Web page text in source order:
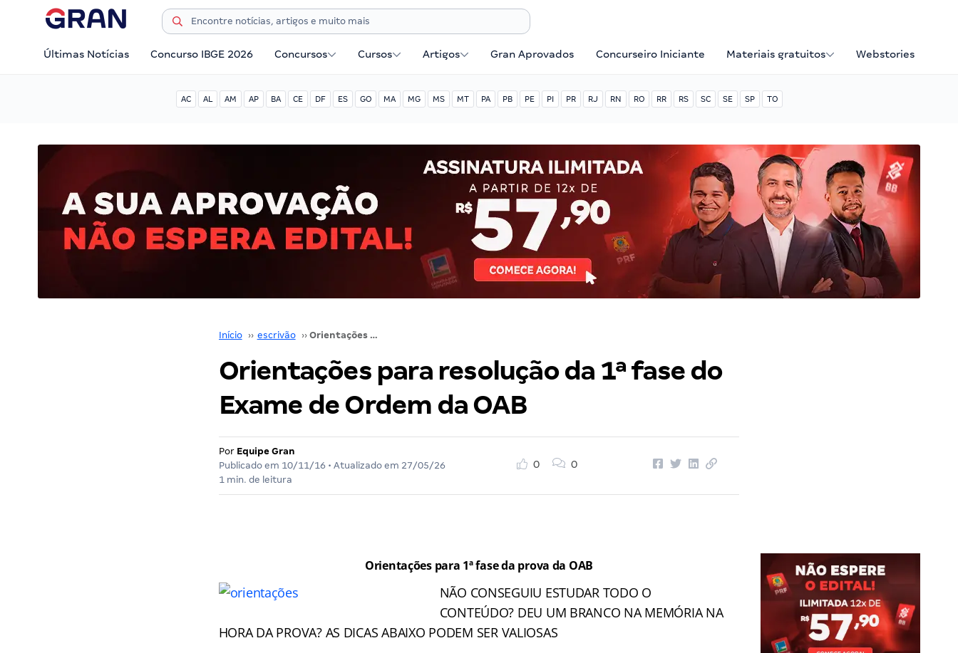
Últimas Notícias Concurso IBGE 2026 Concursos Cursos Artigos Gran Aprovados Concurseiro Iniciante Materiais gratuitos Webstories
AC AL AM AP BA CE DF ES GO MA MG MS MT PA PB PE PI PR RJ RN RO RR RS SC SE SP TO
Início ›› escrivão ›› Orientações para resolução da 1ª fase do Exame de Ordem da OAB
Orientações para resolução da 1ª fase do
Exame de Ordem da OAB
Por Equipe Gran
Publicado em 10/11/16 • Atualizado em 27/05/26
1 min. de leitura
0 0
Orientações para 1ª fase da prova da OAB
NÃO CONSEGUIU ESTUDAR TODO O
CONTEÚDO? DEU UM BRANCO NA MEMÓRIA NA
HORA DA PROVA? AS DICAS ABAIXO PODEM SER VALIOSAS